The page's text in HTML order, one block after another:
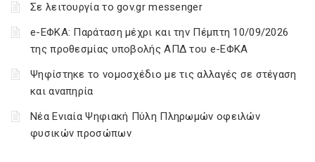
Σε λειτουργία το gov.gr messenger
e-ΕΦΚΑ: Παράταση μέχρι και την Πέμπτη 10/09/2026
της προθεσμίας υποβολής ΑΠΔ του e-ΕΦΚΑ
Ψηφίστηκε το νομοσχέδιο με τις αλλαγές σε στέγαση
και αναπηρία
Νέα Ενιαία Ψηφιακή Πύλη Πληρωμών οφειλών
φυσικών προσώπων